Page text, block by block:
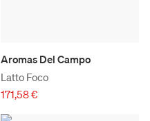
Aromas Del Campo
Latto Foco
171,58 €